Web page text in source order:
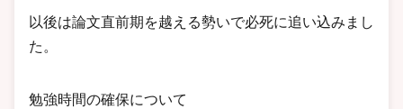
以後は論文直前期を越える勢いで必死に追い込みまし
た。
勉強時間の確保について